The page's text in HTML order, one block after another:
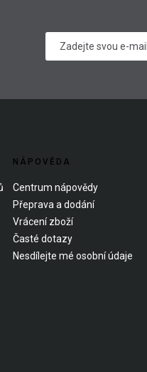
NÁPOVĚDA
Centrum nápovědy
Přeprava a dodání
Vrácení zboží
Časté dotazy
Nesdílejte mé osobní údaje